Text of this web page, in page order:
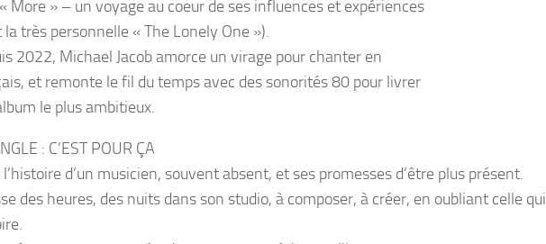
More » – un voyage au coeur de ses influences et expériences
la très personnelle « The Lonely One »).
2022, Michael Jacob amorce un virage pour chanter en
et remonte le fil du temps avec des sonorités 80 pour livrer
le plus ambitieux.
: C’EST POUR ÇA
l’histoire d’un musicien, souvent absent, et ses promesses d’être plus présent.
des heures, des nuits dans son studio, à composer, à créer, en oubliant celle qui